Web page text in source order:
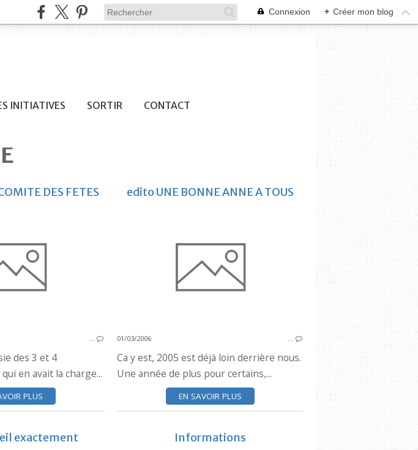
Connexion + Créer mon blog
INITIATIVES SORTIR CONTACT
DES FETES
…
des 3 et 4
en avait la charge...
PLUS
edito UNE BONNE ANNE A TOUS
01/03/2006 …
Ca y est, 2005 est déjà loin derrière nous.
Une année de plus pour certains,...
EN SAVOIR PLUS
exactement Informations